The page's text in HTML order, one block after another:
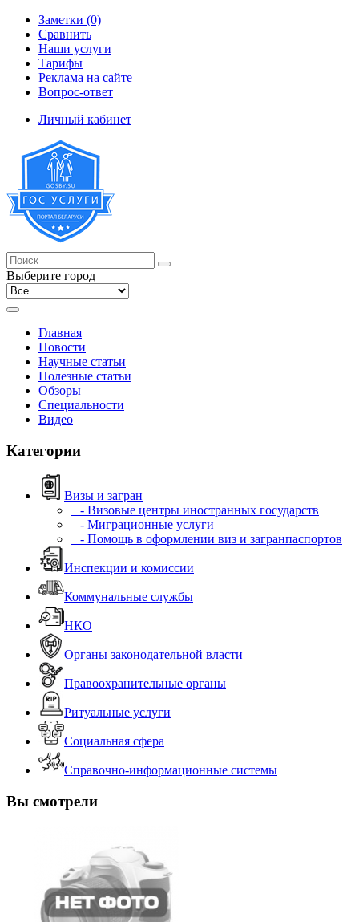
Заметки (0)
Сравнить
Наши услуги
Тарифы
Реклама на сайте
Вопрос-ответ
Личный кабинет
Выберите город
Главная
Новости
Научные статьи
Полезные статьи
Обзоры
Специальности
Видео
Категории
Визы и загран
- Визовые центры иностранных государств
- Миграционные услуги
- Помощь в оформлении виз и загранпаспортов
Инспекции и комиссии
Коммунальные службы
НКО
Органы законодательной власти
Правоохранительные органы
Ритуальные услуги
Социальная сфера
Справочно-информационные системы
Вы смотрели